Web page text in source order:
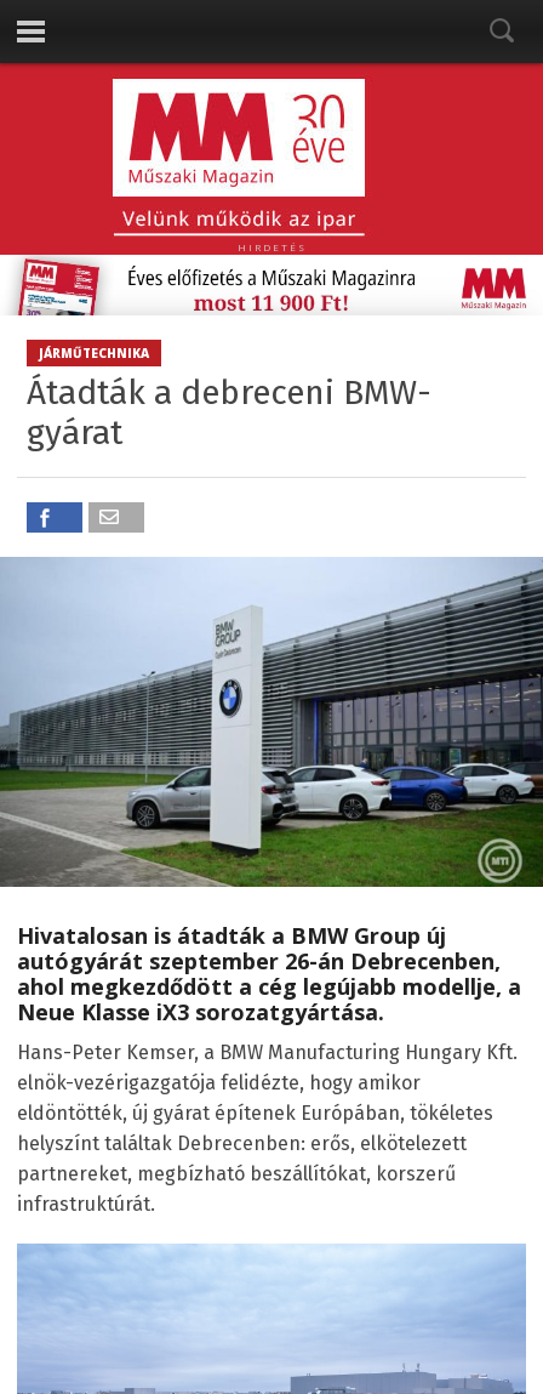
HIRDETÉS
JÁRMŰTECHNIKA
Átadták a debreceni BMW-
gyárat
Hivatalosan is átadták a BMW Group új
autógyárát szeptember 26-án Debrecenben,
ahol megkezdődött a cég legújabb modellje, a
Neue Klasse iX3 sorozatgyártása.
Hans-Peter Kemser, a BMW Manufacturing Hungary Kft.
elnök-vezérigazgatója felidézte, hogy amikor
eldöntötték, új gyárat építenek Európában, tökéletes
helyszínt találtak Debrecenben: erős, elkötelezett
partnereket, megbízható beszállítókat, korszerű
infrastruktúrát.